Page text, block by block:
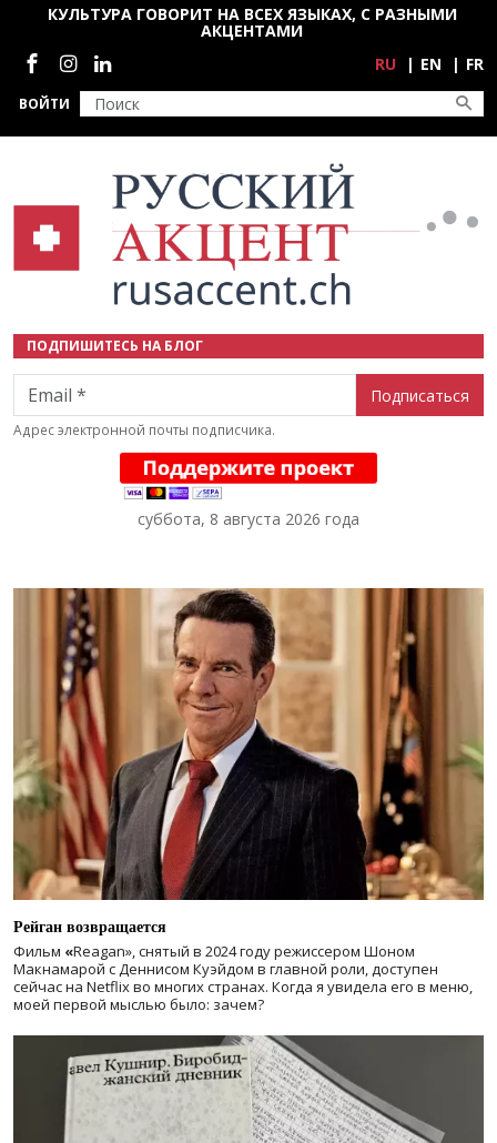
Перейти к основному содержанию
ВОЙТИ
КУЛЬТУРА ГОВОРИТ НА ВСЕХ ЯЗЫКАХ, С РАЗНЫМИ
АКЦЕНТАМИ
Социальные сети
RU EN FR
ПОДПИШИТЕСЬ НА БЛОГ
Email
Адрес электронной почты подписчика.
суббота, 8 августа 2026 года
Рейган возвращается
Фильм «Reagan», снятый в 2024 годурежиссером Шоном
Макнамарой с Деннисом Куэйдом в главной роли, доступен
сейчас на Netflix во многих странах. Когда я увидела его в меню,
моей первой мыслью было: зачем?